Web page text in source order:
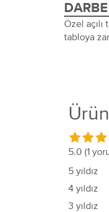
Özel
tabloya
5.0 (1
5 yıldız
4 yıldız
3 yıldız